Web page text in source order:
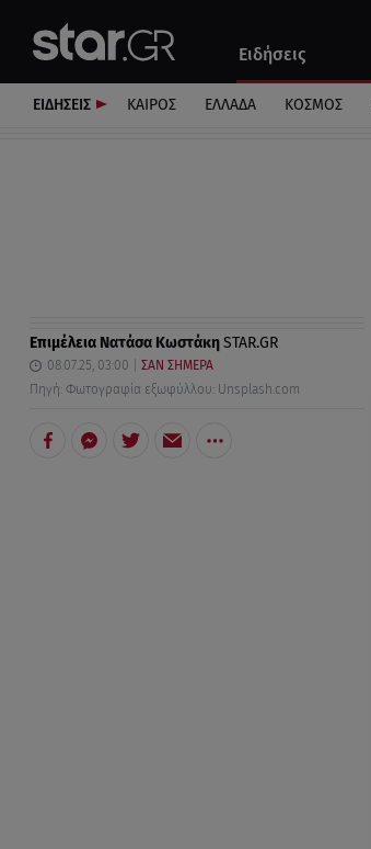
Ειδήσεις
Αυτοκίνητο
ΕΙΔΗΣΕΙΣ ΚΑΙΡΟΣ ΕΛΛΑΔΑ ΚΟΣΜΟΣ
Επιμέλεια Νατάσα ΚωστάκηSTAR.GR
08.07.25, 03:00
ΣΑΝ ΣΗΜΕΡΑ
Πηγή: Φωτογραφία εξωφύλλου: Unsplash.com